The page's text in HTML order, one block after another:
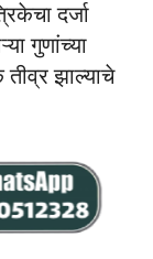
दर्जा
गुणांच्या
झाल्याचे